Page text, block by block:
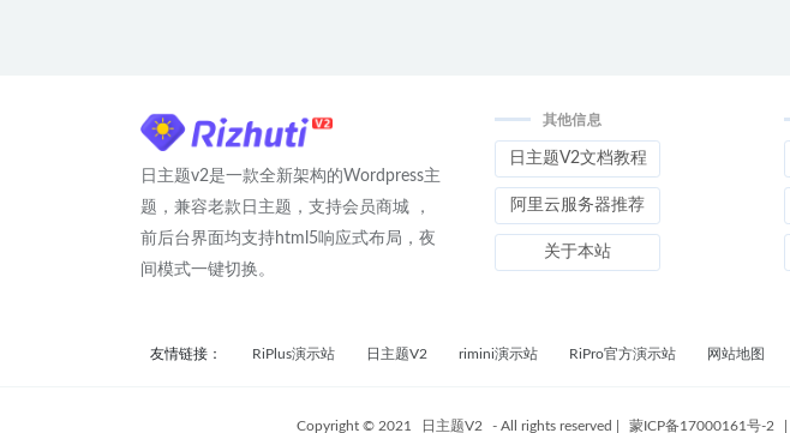
日主题v2是一款全新架构的Wordpress主
题，兼容老款日主题，支持会员商城 ，
前后台界面均支持html5响应式布局，夜
间模式一键切换。
其他信息
日主题V2文档教程
阿里云服务器推荐
关于本站
友情链接： RiPlus演示站 日主题V2 rimini演示站 RiPro官方演示站 网站地图
Copyright © 2021 日主题V2 - All rights reserved 蒙ICP备17000161号-2